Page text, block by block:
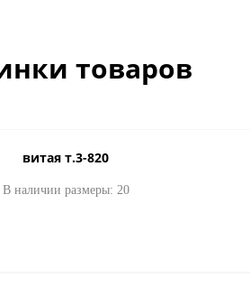
товаров
витая т.3-820
В наличии размеры: 20